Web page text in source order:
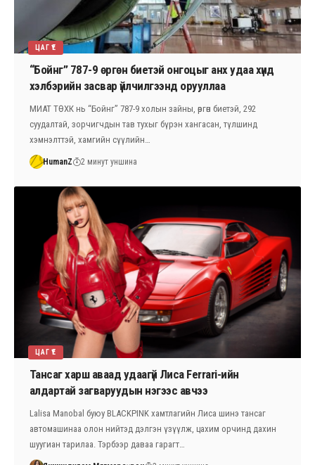
ЦАГ ҮЕ
“Бойнг” 787-9 өргөн биетэй онгоцыг анх удаа хүнд
хэлбэрийн засвар үйлчилгээнд орууллаа
МИАТ ТӨХК нь “Бойнг” 787-9 холын зайны, өргөн биетэй, 292
суудалтай, зорчигчдын тав тухыг бүрэн хангасан, түлшинд
хэмнэлттэй, хамгийн сүүлийн…
HumanZ 2 минут уншина
ЦАГ ҮЕ
Тансаг харш аваад удаагүй Лиса Ferrari-ийн
алдартай загваруудын нэгээс авчээ
Lalisa Manobal буюу BLACKPINK хамтлагийн Лиса шинэ тансаг
автомашинаа олон нийтэд дэлгэн үзүүлж, цахим орчинд дахин
шуугиан тарилаа. Тэрбээр даваа гарагт…